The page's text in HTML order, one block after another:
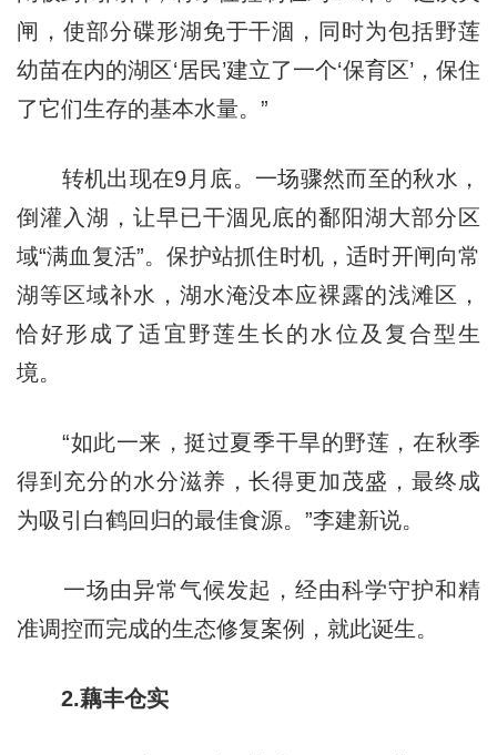
闸，使部分碟形湖免于干涸，同时为包括野莲
幼苗在内的湖区‘居民’建立了一个‘保育区’，保住
了它们生存的基本水量。”
转机出现在9月底。一场骤然而至的秋水，
倒灌入湖，让早已干涸见底的鄱阳湖大部分区
域“满血复活”。保护站抓住时机，适时开闸向常
湖等区域补水，湖水淹没本应裸露的浅滩区，
恰好形成了适宜野莲生长的水位及复合型生
境。
“如此一来，挺过夏季干旱的野莲，在秋季
得到充分的水分滋养，长得更加茂盛，最终成
为吸引白鹤回归的最佳食源。”李建新说。
一场由异常气候发起，经由科学守护和精
准调控而完成的生态修复案例，就此诞生。
2.藕丰仓实